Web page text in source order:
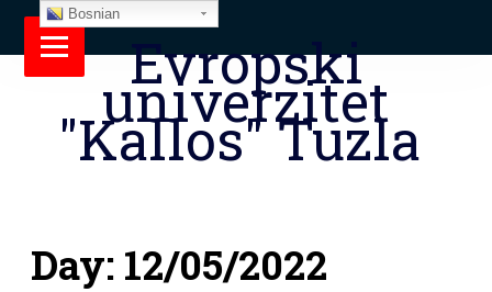
Evropski
univerzitet
"Kallos" Tuzla
Day: 12/05/2022
Bosnian